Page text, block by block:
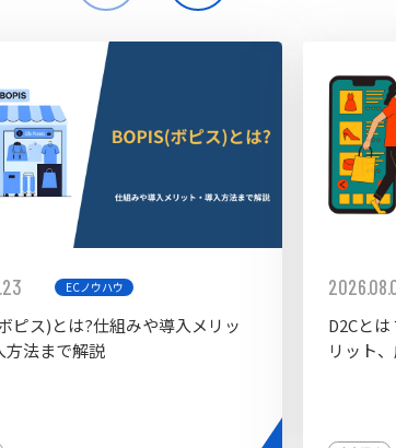
ECノウハウ
ピス)とは?仕組みや導入メリッ
方法まで解説
D2Cと
リット